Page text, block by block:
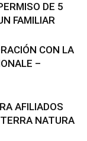
DE 5
FAMILIAR
CON LA
–
AFILIADOS
NATURA